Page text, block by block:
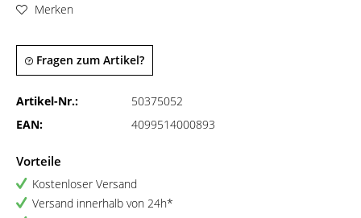
Merken
Fragen zum Artikel?
Artikel-Nr.:
50375052
EAN:
4099514000893
Vorteile
Kostenloser Versand
Versand innerhalb von 24h*